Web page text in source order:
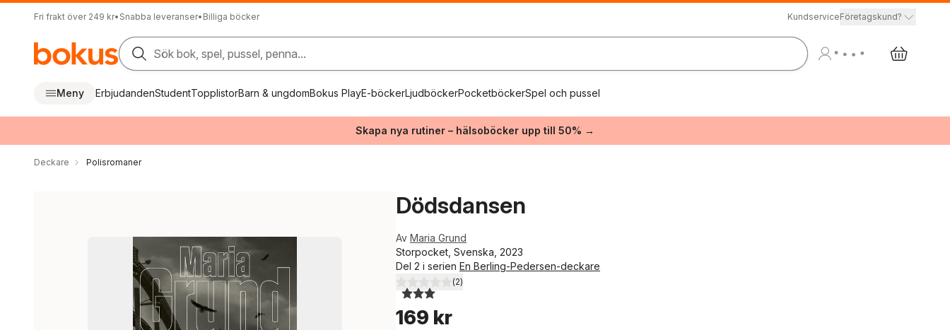
Fri frakt över 249 kr• Snabba leveranser• Billiga böcker KundserviceFöretagskund?
Sök bok, spel, pussel, penna...
Meny ErbjudandenStudentTopplistorBarn & ungdomBokus PlayE-böckerLjudböckerPocketböckerSpel och pussel
Skapa nya rutiner – hälsoböcker upp till 50% →
Deckare Polisromaner
Dödsdansen
Av Maria Grund
Storpocket, Svenska, 2023
Del 2 i serien En Berling-Pedersen-deckare
3,0utav 5 stjärnor. Totalt antal röster:
(2)
169 kr